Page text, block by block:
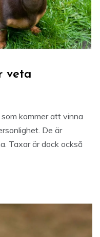
veta
kommer att vinna
De är
Taxar är dock också